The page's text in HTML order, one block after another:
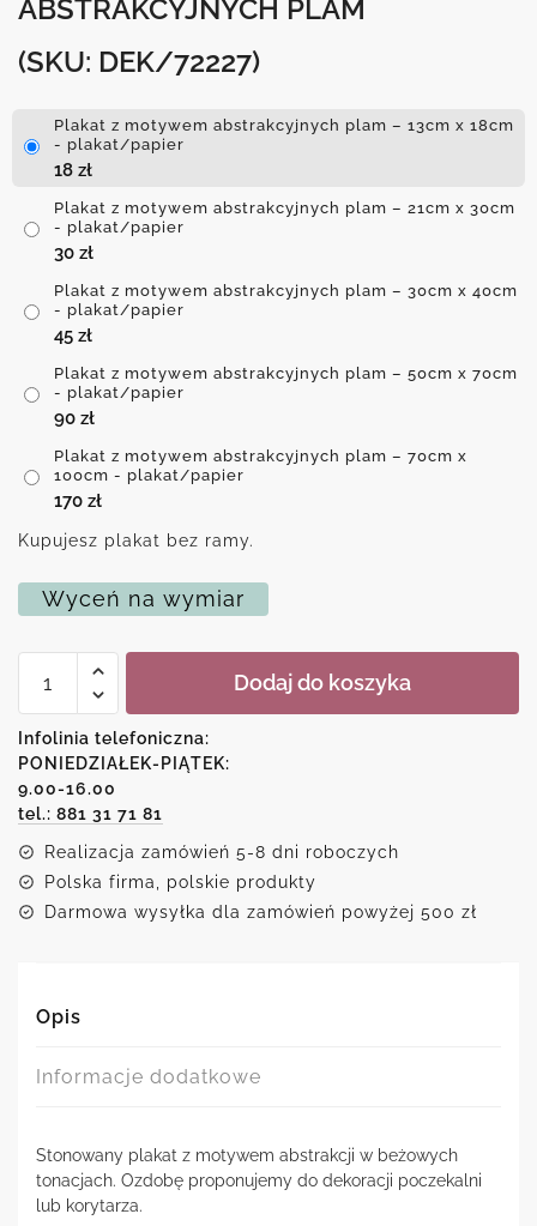
ABSTRAKCYJNYCH PLAM
(SKU: DEK/72227)
Plakat z motywem abstrakcyjnych plam – 13cm x 18cm
- plakat/papier
18 zł
Plakat z motywem abstrakcyjnych plam – 21cm x 30cm
- plakat/papier
30 zł
Plakat z motywem abstrakcyjnych plam – 30cm x 40cm
- plakat/papier
45 zł
Plakat z motywem abstrakcyjnych plam – 50cm x 70cm
- plakat/papier
90 zł
Plakat z motywem abstrakcyjnych plam – 70cm x
100cm - plakat/papier
170 zł
Kupujesz plakat bez ramy.
Wyceń na wymiar
Plakat
abstrakcyjnych
plam
Dodaj do koszyka
Infolinia telefoniczna:
PONIEDZIAŁEK-PIĄTEK:
9.00-16.00
tel.: 881 31 71 81
Realizacja zamówień 5-8 dni roboczych
Polska firma, polskie produkty
Darmowa wysyłka dla zamówień powyżej 500 zł
Opis
Informacje dodatkowe
Stonowany plakat z motywem abstrakcji w beżowych
tonacjach. Ozdobę proponujemy do dekoracji poczekalni
lub korytarza.